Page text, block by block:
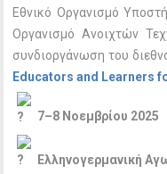
Εθνικό Οργανισμό
Οργανισμό Ανοιχτών
συνδιοργάνωση του
Educators and Learners
7–8 Νοεμβρίου 2025
Ελληνογερμανική